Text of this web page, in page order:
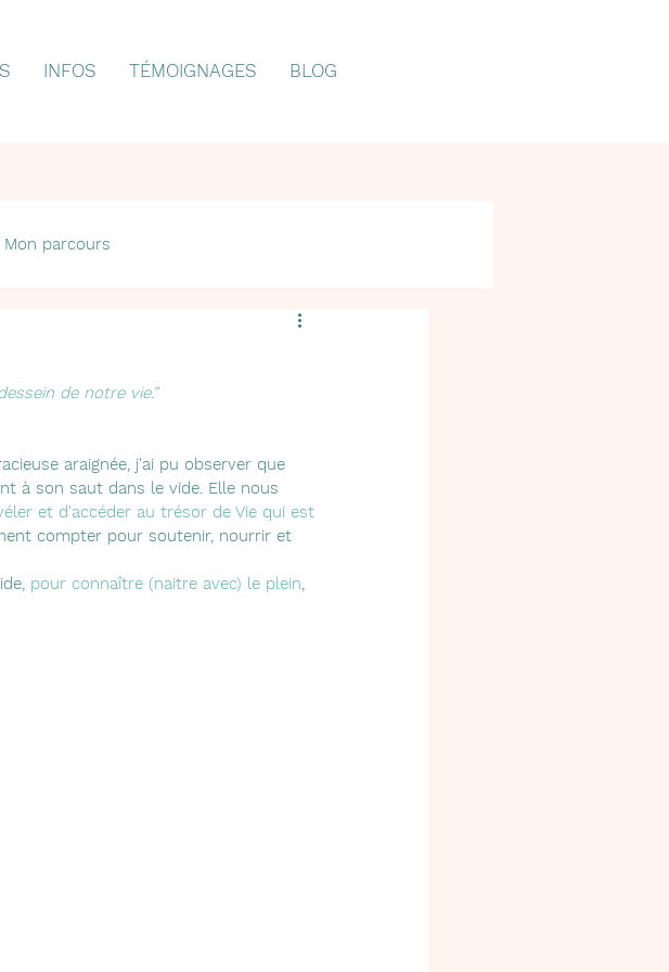
INFOS TÉMOIGNAGES BLOG
Mon parcours
de notre vie.”
araignée, j'ai pu observer que
à son saut dans le vide. Elle nous
et d'accéder au trésor de Vie qui est
compter pour soutenir, nourrir et
pour connaître (naitre avec) le plein,